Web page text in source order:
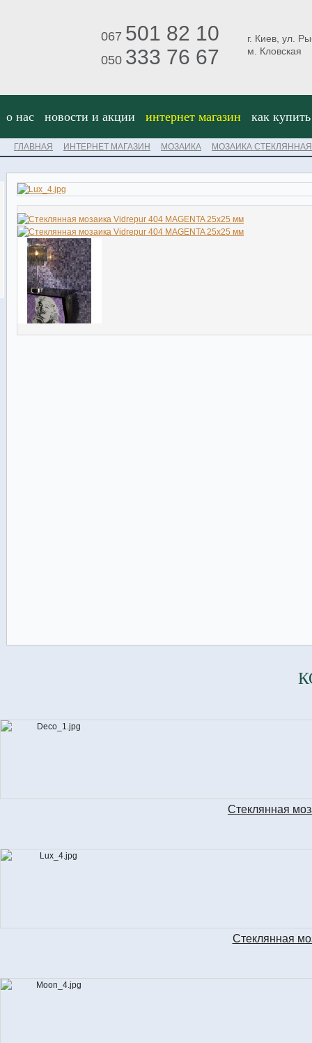
067 501 82 10
050 333 76 67
г. Киев, ул.
м. Кловская
о нас новости и акции интернет магазин как купить
ГЛАВНАЯ ИНТЕРНЕТ МАГАЗИН МОЗАИКА МОЗАИКА СТЕКЛЯННАЯ
Стеклянная
Стеклянная